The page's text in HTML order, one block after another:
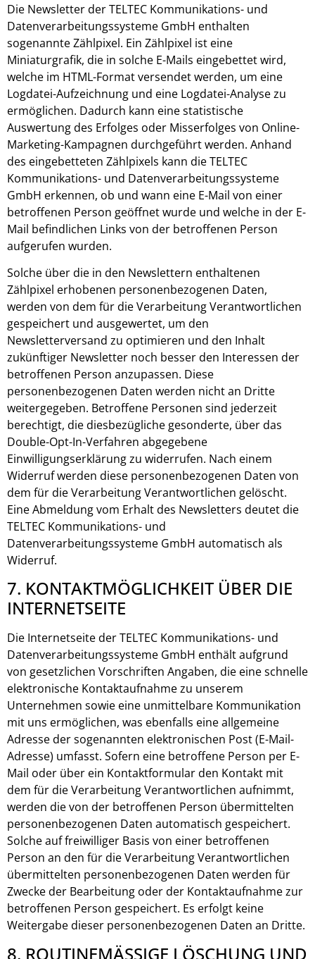
Die Newsletter der TELTEC Kommunikations- und
Datenverarbeitungssysteme GmbH enthalten
sogenannte Zählpixel. Ein Zählpixel ist eine
Miniaturgrafik, die in solche E-Mails eingebettet wird,
welche im HTML-Format versendet werden, um eine
Logdatei-Aufzeichnung und eine Logdatei-Analyse zu
ermöglichen. Dadurch kann eine statistische
Auswertung des Erfolges oder Misserfolges von Online-
Marketing-Kampagnen durchgeführt werden. Anhand
des eingebetteten Zählpixels kann die TELTEC
Kommunikations- und Datenverarbeitungssysteme
GmbH erkennen, ob und wann eine E-Mail von einer
betroffenen Person geöffnet wurde und welche in der E-
Mail befindlichen Links von der betroffenen Person
aufgerufen wurden.
Solche über die in den Newslettern enthaltenen
Zählpixel erhobenen personenbezogenen Daten,
werden von dem für die Verarbeitung Verantwortlichen
gespeichert und ausgewertet, um den
Newsletterversand zu optimieren und den Inhalt
zukünftiger Newsletter noch besser den Interessen der
betroffenen Person anzupassen. Diese
personenbezogenen Daten werden nicht an Dritte
weitergegeben. Betroffene Personen sind jederzeit
berechtigt, die diesbezügliche gesonderte, über das
Double-Opt-In-Verfahren abgegebene
Einwilligungserklärung zu widerrufen. Nach einem
Widerruf werden diese personenbezogenen Daten von
dem für die Verarbeitung Verantwortlichen gelöscht.
Eine Abmeldung vom Erhalt des Newsletters deutet die
TELTEC Kommunikations- und
Datenverarbeitungssysteme GmbH automatisch als
Widerruf.
7. KONTAKTMÖGLICHKEIT ÜBER DIE
INTERNETSEITE
Die Internetseite der TELTEC Kommunikations- und
Datenverarbeitungssysteme GmbH enthält aufgrund
von gesetzlichen Vorschriften Angaben, die eine schnelle
elektronische Kontaktaufnahme zu unserem
Unternehmen sowie eine unmittelbare Kommunikation
mit uns ermöglichen, was ebenfalls eine allgemeine
Adresse der sogenannten elektronischen Post (E-Mail-
Adresse) umfasst. Sofern eine betroffene Person per E-
Mail oder über ein Kontaktformular den Kontakt mit
dem für die Verarbeitung Verantwortlichen aufnimmt,
werden die von der betroffenen Person übermittelten
personenbezogenen Daten automatisch gespeichert.
Solche auf freiwilliger Basis von einer betroffenen
Person an den für die Verarbeitung Verantwortlichen
übermittelten personenbezogenen Daten werden für
Zwecke der Bearbeitung oder der Kontaktaufnahme zur
betroffenen Person gespeichert. Es erfolgt keine
Weitergabe dieser personenbezogenen Daten an Dritte.
8. ROUTINEMÄSSIGE LÖSCHUNG UND